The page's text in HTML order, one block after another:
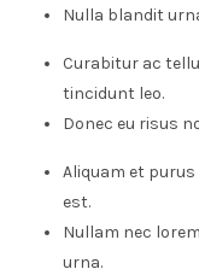
Nulla blandit
Curabitur ac
tincidunt leo.
Donec eu risus
Aliquam et
est.
Nullam nec
urna.